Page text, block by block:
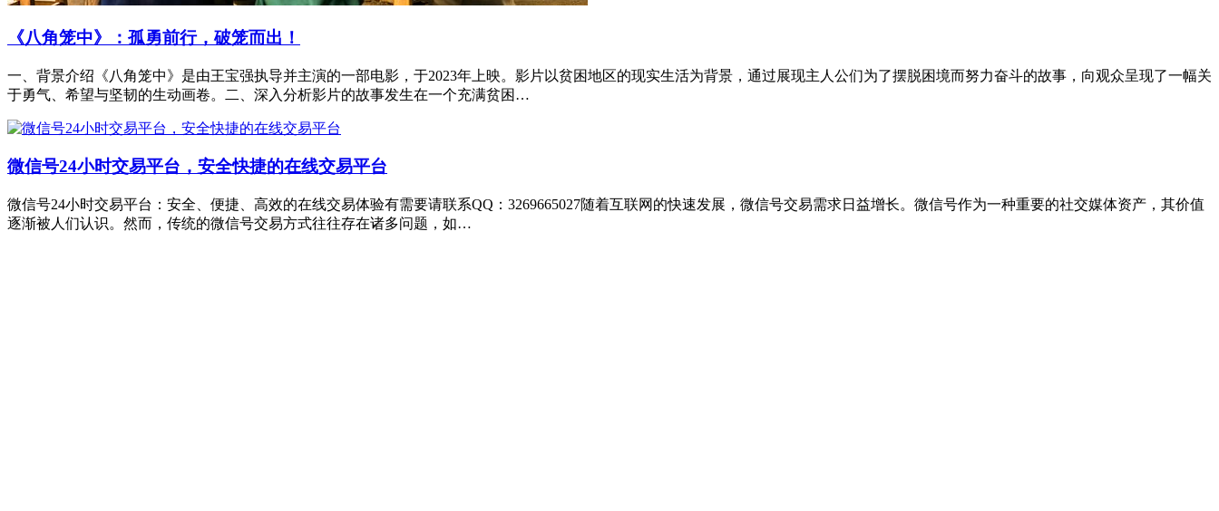
《八角笼中》：孤勇前行，破笼而出！
一、背景介绍《八角笼中》是由王宝强执导并主演的一部电影，于2023年上映。影片以贫困地区的现实生活为背景，通过展现主人公们为了摆脱困境而努力奋斗的故事，向观众呈现了一幅关
于勇气、希望与坚韧的生动画卷。二、深入分析影片的故事发生在一个充满贫困…
微信号24小时交易平台，安全快捷的在线交易平台
微信号24小时交易平台：安全、便捷、高效的在线交易体验有需要请联系QQ：3269665027随着互联网的快速发展，微信号交易需求日益增长。微信号作为一种重要的社交媒体资产，其价值
逐渐被人们认识。然而，传统的微信号交易方式往往存在诸多问题，如…